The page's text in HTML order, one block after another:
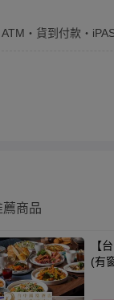
・貨到付款・
薦商品
【
(有